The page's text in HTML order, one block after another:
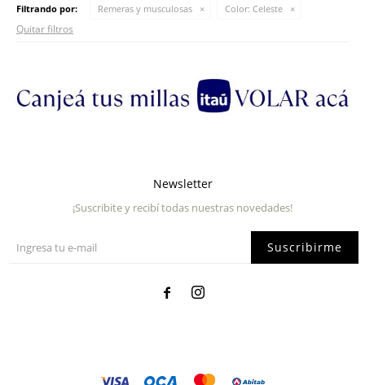
Filtrando por: Remeras y musculosas Color: Celeste
Quitar filtros
Newsletter
¡Suscribite y recibí todas nuestras novedades!
Suscribirme
 